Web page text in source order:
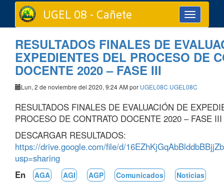
Toggle
navigation
UGEL 08 - Cañete
RESULTADOS FINALES DE
EXPEDIENTES DEL PROCESO DE
DOCENTE 2020 – FASE III
Lun, 2 de noviembre del 2020, 9:24 AM por UGEL08C UGEL08C
RESULTADOS FINALES DE EVALUACIÓN DE
PROCESO DE CONTRATO DOCENTE 2020 – FASE III
DESCARGAR RESULTADOS:
https://drive.google.com/file/d/
usp=sharing
En
AGA AGI AGP Comunicados Noticias